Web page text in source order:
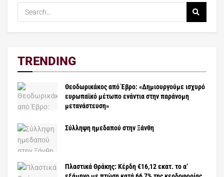
TRENDING
Θεοδωρικάκος από Έβρο: «Δημιουργούμε ισχυρό
ευρωπαϊκό μέτωπο ενάντια στην παράνομη
μετανάστευση»
Σύλληψη ημεδαπού στην Ξάνθη
Πλαστικά Θράκης: Κέρδη €16,12 εκατ. το α’